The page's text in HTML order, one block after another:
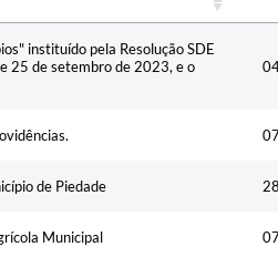
instituído pela Resolução SDE
25 de setembro de 2023, e o
de Piedade
Municipal